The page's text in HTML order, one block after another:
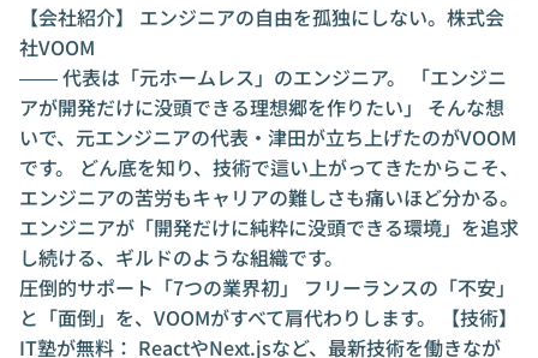
【会社紹介】 エンジニアの自由を孤独にしない。株式会
社VOOM
―― 代表は「元ホームレス」のエンジニア。 「エンジニ
アが開発だけに没頭できる理想郷を作りたい」 そんな想
いで、元エンジニアの代表・津田が立ち上げたのがVOOM
です。 どん底を知り、技術で這い上がってきたからこそ、
エンジニアの苦労もキャリアの難しさも痛いほど分かる。
エンジニアが「開発だけに純粋に没頭できる環境」を追求
し続ける、ギルドのような組織です。
圧倒的サポート「7つの業界初」 フリーランスの「不安」
と「面倒」を、VOOMがすべて肩代わりします。 【技術】
IT塾が無料： ReactやNext.jsなど、最新技術を働きなが